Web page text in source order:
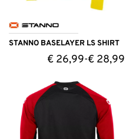
STANNO BASELAYER LS SHIRT
€26,99-€28,99